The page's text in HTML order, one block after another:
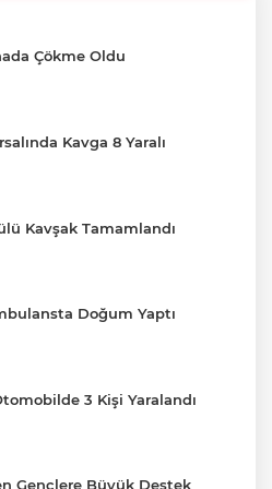
Çökme Oldu
Kavga 8 Yaralı
Kavşak Tamamlandı
Doğum Yaptı
3 Kişi Yaralandı
Gençlere Büyük Destek